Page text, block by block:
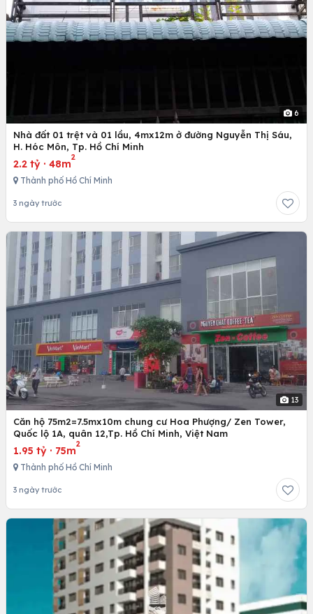
6
Nhà đất 01 trệt và 01 lầu, 4mx12m ở đường Nguyễn Thị Sáu,
H. Hóc Môn, Tp. Hồ Chí Minh
2.2 tỷ · 48m
2
Thành phố Hồ Chí Minh
3 ngày trước
13
Căn hộ 75m2=7.5mx10m chung cư Hoa Phượng/ Zen Tower,
Quốc lộ 1A, quân 12,Tp. Hồ Chí Minh, Việt Nam
1.95 tỷ · 75m
2
Thành phố Hồ Chí Minh
3 ngày trước